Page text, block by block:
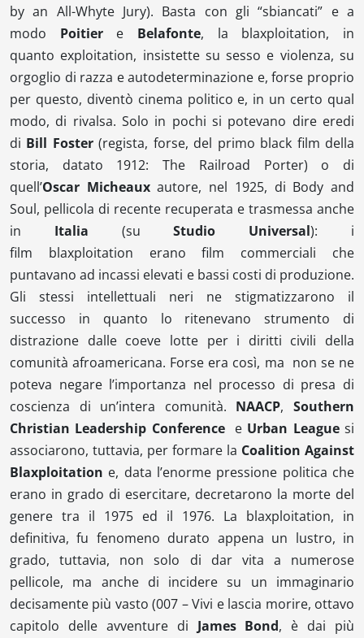
by an All-Whyte Jury). Basta con gli “sbiancati” e a
modo Poitiere Belafonte, la blaxploitation, in
quanto exploitation, insistette su sesso e violenza, su
orgoglio di razza e autodeterminazione e, forse proprio
per questo, diventò cinema politico e, in un certo qual
modo, di rivalsa. Solo in pochi si potevano dire eredi
di Bill Foster(regista, forse, del primo black film della
storia, datato 1912:The Railroad Porter) o di
quell’Oscar Micheauxautore, nel 1925, di Body and
Soul, pellicola di recente recuperata e trasmessa anche
in Italia (suStudio Universal): i
film blaxploitation erano film commerciali che
puntavano ad incassi elevati e bassi costi di produzione.
Gli stessi intellettuali neri ne stigmatizzarono il
successo in quanto lo ritenevano strumento di
distrazione dalle coeve lotte per i diritti civili della
comunità afroamericana. Forse era così, ma non se ne
poteva negare l’importanza nel processo di presa di
coscienza di un’intera comunità. NAACP,Southern
Christian Leadership Conferencee Urban Leaguesi
associarono, tuttavia, per formare la Coalition Against
Blaxploitation e, data l’enorme pressione politica che
erano in grado di esercitare, decretarono la morte del
genere tra il 1975 ed il 1976. La blaxploitation, in
definitiva, fu fenomeno durato appena un lustro, in
grado, tuttavia, non solo di dar vita a numerose
pellicole, ma anche di incidere su un immaginario
decisamente più vasto (007 – Vivi e lascia morire, ottavo
capitolo delle avventure di James Bond, è dai più